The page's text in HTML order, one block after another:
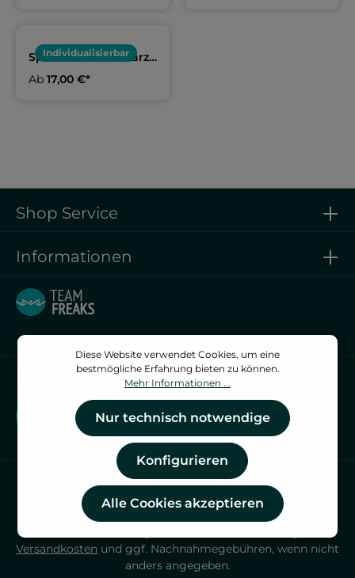
Individualisierbar
Sportbeutel schwarz |
Ab 17,00 €*
Vertrag widerrufen
Vertrag widerrufen
Shop Service
Informationen
Versandkosten und ggf. Nachnahmegebühren, wenn nicht
anders angegeben.
Diese Website verwendet Cookies, um eine
bestmögliche Erfahrung bieten zu können.
Mehr Informationen ...
Nur technisch notwendige
Konfigurieren
Alle Cookies akzeptieren